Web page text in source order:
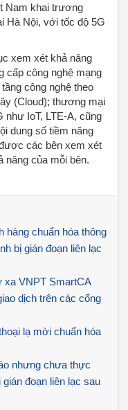
Nam khai trương
Hà Nội, với tốc độ 5G
xem xét khả năng
cấp công nghệ mạng
công nghệ theo
(Cloud); thương mại
như IoT, LTE-A, cũng
dung số tiềm năng
các bên xem xét
năng của mỗi bên.
hàng chuẩn hóa thông
bị gián đoạn liên lạc
xa VNPT SmartCA
dịch trên các cổng
lạ mời chuẩn hóa
nhưng chưa thực
đoạn liên lạc sau